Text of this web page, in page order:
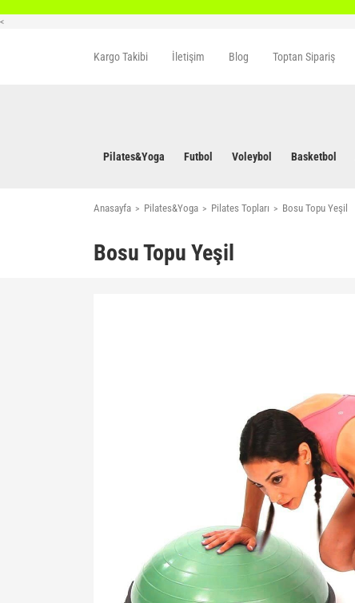
<
Kargo Takibi İletişim Blog Toptan Sipariş
Pilates&Yoga Futbol Voleybol Basketbol
Anasayfa Pilates&Yoga Pilates Topları Bosu Topu Yeşil
Bosu Topu Yeşil